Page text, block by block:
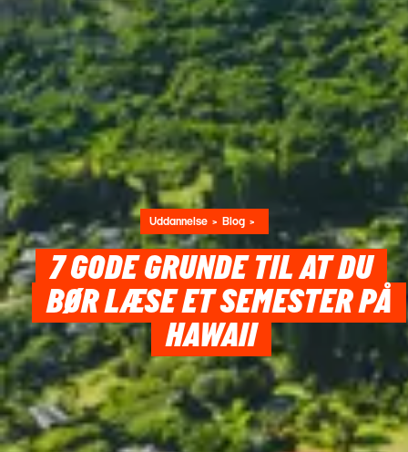
Uddannelse Blog
7 GODE GRUNDE TIL AT DU
BØR LÆSE ET SEMESTER PÅ
HAWAII